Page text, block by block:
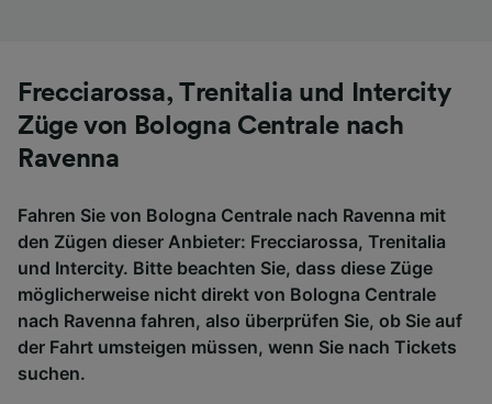
Frecciarossa, Trenitalia und Intercity
Züge von Bologna Centrale nach
Ravenna
Fahren Sie von Bologna Centrale nach Ravenna mit
den Zügen dieser Anbieter: Frecciarossa, Trenitalia
und Intercity. Bitte beachten Sie, dass diese Züge
möglicherweise nicht direkt von Bologna Centrale
nach Ravenna fahren, also überprüfen Sie, ob Sie auf
der Fahrt umsteigen müssen, wenn Sie nach Tickets
suchen.